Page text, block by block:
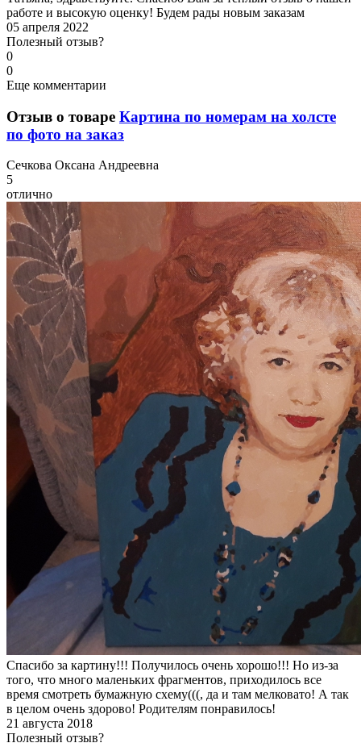
работе и высокую оценку! Будем рады новым заказам
05 апреля 2022
Полезный отзыв?
0
0
Еще комментарии
Отзыв о товаре Картина по номерам на холсте
по фото на заказ
Сечкова Оксана Андреевна
5
отлично
Спасибо за картину!!! Получилось очень хорошо!!! Но из-за
того, что много маленьких фрагментов, приходилось все
время смотреть бумажную схему(((, да и там мелковато! А так
в целом очень здорово! Родителям понравилось!
21 августа 2018
Полезный отзыв?